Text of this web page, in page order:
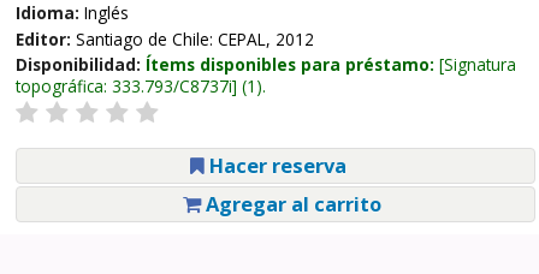
Idioma: Inglés
Editor: Santiago de Chile: CEPAL, 2012
Disponibilidad: Ítems disponibles para préstamo: Signatura
topográfica: 333.793/C8737i (1).
Hacer reserva
Agregar al carrito